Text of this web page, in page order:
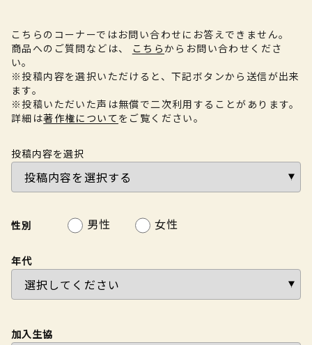
こちらのコーナーではお問い合わせにお答えできません。
商品へのご質問などは、
こちらからお問い合わせくださ
い。
※投稿内容を選択いただけると、下記ボタンから送信が出来
ます。
※投稿いただいた声は無償で二次利用することがあります。
詳細は著作権について をご覧ください。
投稿内容を選択
性別 男性 女性
年代
加入生協